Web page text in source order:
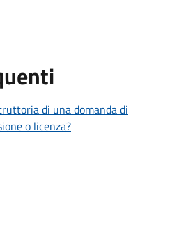
di una domanda di
o licenza?